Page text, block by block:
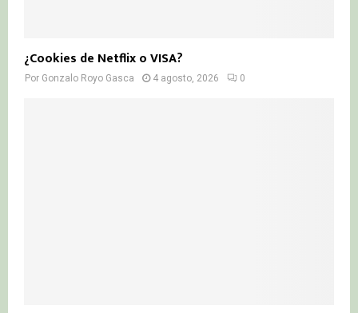
¿Cookies de Netflix o VISA?
Por Gonzalo Royo Gasca 4 agosto, 2026 0